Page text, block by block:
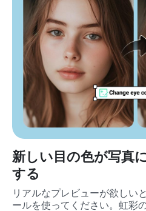
新しい目の色が写真
する
リアルなプレビューが欲しい
ールを使ってください。虹彩